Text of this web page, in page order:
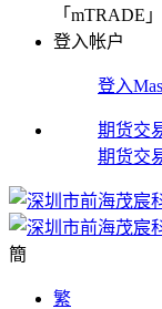
「mTRADE
登入帐户
登入
期货交
期货交
簡
繁